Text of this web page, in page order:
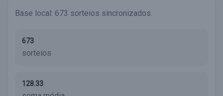
Base local: 673 sorteios sincronizados.
673
sorteios
128.33